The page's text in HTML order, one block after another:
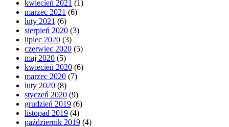
kwiecień 2021 (1)
marzec 2021 (6)
luty 2021 (6)
sierpień 2020 (3)
lipiec 2020 (3)
czerwiec 2020 (5)
maj 2020 (5)
kwiecień 2020 (6)
marzec 2020 (7)
luty 2020 (8)
styczeń 2020 (9)
grudzień 2019 (6)
listopad 2019 (4)
październik 2019 (4)